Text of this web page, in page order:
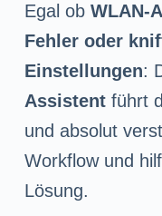
Egal ob WLAN-
Fehler oder
Einstellungen:
Assistentführt
und absolut
Workflow und
Lösung.